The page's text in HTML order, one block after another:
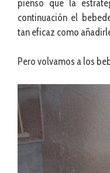
pienso que la
continuación el
tan eficaz como
Pero volvamos a los